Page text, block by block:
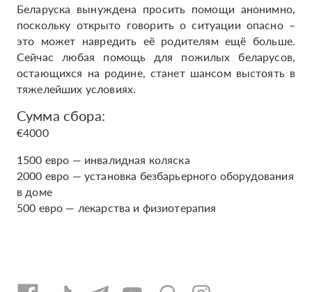
Беларуска вынуждена просить помощи анонимно,
поскольку открыто говорить о ситуации опасно –
это может навредить её родителям ещё больше.
Сейчас любая помощь для пожилых беларусов,
остающихся на родине, станет шансом выстоять в
тяжелейших условиях.
Сумма сбора:
€4000
1500 евро — инвалидная коляска
2000 евро — установка безбарьерного оборудования
в доме
500 евро — лекарства и физиотерапия